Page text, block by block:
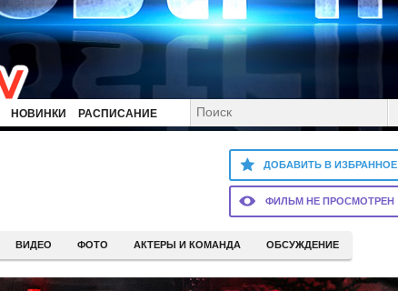
НОВИНКИ РАСПИСАНИЕ
ДОБАВИТЬ В ИЗБРАННОЕ
ФИЛЬМ НЕ ПРОСМОТРЕН
ВИДЕО ФОТО АКТЕРЫ И КОМАНДА ОБСУЖДЕНИЕ